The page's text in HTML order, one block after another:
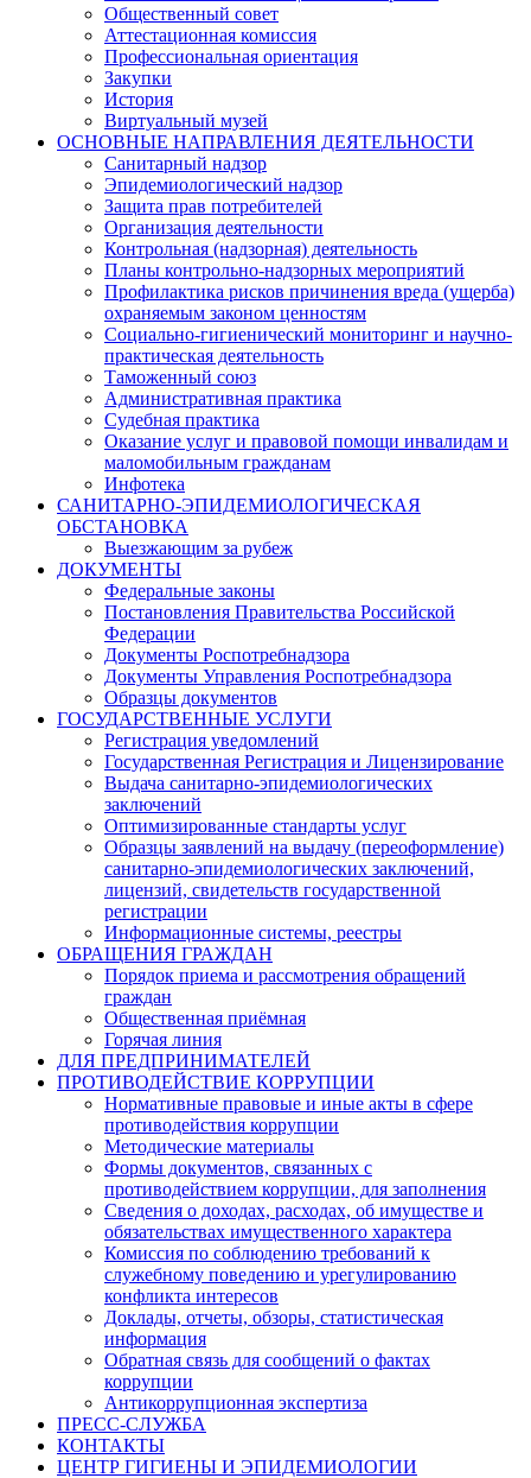
Общественный совет
Аттестационная комиссия
Профессиональная ориентация
Закупки
История
Виртуальный музей
ОСНОВНЫЕ НАПРАВЛЕНИЯ ДЕЯТЕЛЬНОСТИ
Санитарный надзор
Эпидемиологический надзор
Защита прав потребителей
Организация деятельности
Контрольная (надзорная) деятельность
Планы контрольно-надзорных мероприятий
Профилактика рисков причинения вреда (ущерба)
охраняемым законом ценностям
Социально-гигиенический мониторинг и научно-
практическая деятельность
Таможенный союз
Административная практика
Судебная практика
Оказание услуг и правовой помощи инвалидам и
маломобильным гражданам
Инфотека
САНИТАРНО-ЭПИДЕМИОЛОГИЧЕСКАЯ
ОБСТАНОВКА
Выезжающим за рубеж
ДОКУМЕНТЫ
Федеральные законы
Постановления Правительства Российской
Федерации
Документы Роспотребнадзора
Документы Управления Роспотребнадзора
Образцы документов
ГОСУДАРСТВЕННЫЕ УСЛУГИ
Регистрация уведомлений
Государственная Регистрация и Лицензирование
Выдача санитарно-эпидемиологических
заключений
Оптимизированные стандарты услуг
Образцы заявлений на выдачу (переоформление)
санитарно-эпидемиологических заключений,
лицензий, свидетельств государственной
регистрации
Информационные системы, реестры
ОБРАЩЕНИЯ ГРАЖДАН
Порядок приема и рассмотрения обращений
граждан
Общественная приёмная
Горячая линия
ДЛЯ ПРЕДПРИНИМАТЕЛЕЙ
ПРОТИВОДЕЙСТВИЕ КОРРУПЦИИ
Нормативные правовые и иные акты в сфере
противодействия коррупции
Методические материалы
Формы документов, связанных с
противодействием коррупции, для заполнения
Сведения о доходах, расходах, об имуществе и
обязательствах имущественного характера
Комиссия по соблюдению требований к
служебному поведению и урегулированию
конфликта интересов
Доклады, отчеты, обзоры, статистическая
информация
Обратная связь для сообщений о фактах
коррупции
Антикоррупционная экспертиза
ПРЕСС-СЛУЖБА
КОНТАКТЫ
ЦЕНТР ГИГИЕНЫ И ЭПИДЕМИОЛОГИИ